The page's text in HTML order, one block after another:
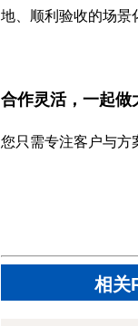
地、顺利验收的场景
合作灵活，一起做
您只需专注客户与方
相关